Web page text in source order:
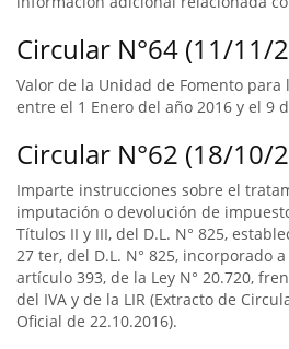
Circular N°64 (11/11/
Valor de la Unidad de Fomento
entre el 1 Enero del año 2016 y el 9
Circular N°62 (18/10/
Imparte instrucciones sobre el
imputación o devolución de
Títulos II y III, del D.L. N° 825,
27 ter, del D.L. N° 825, incorporado
artículo 393, de la Ley N° 20.720,
del IVA y de la LIR (Extracto de
Oficial de 22.10.2016).